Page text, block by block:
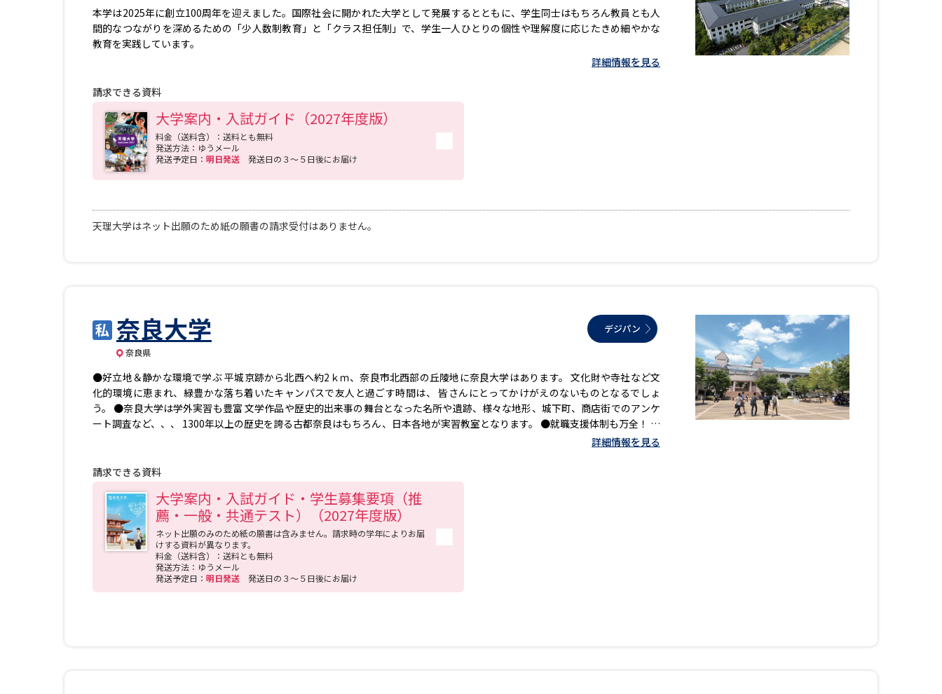
受験情報リンク
本学は2025年に創立100周年を迎えました。国際社会に開かれた大学として発展するとともに、学生同士はもちろん教員とも人
間的なつながりを深めるための「少人数制教育」と「クラス担任制」で、学生一人ひとりの個性や理解度に応じたきめ細やかな
教育を実践しています。
詳細情報を見る
請求できる資料
大学案内・入試ガイド（2027年度版）
料金（送料含）：送料とも無料
発送方法：ゆうメール
発送予定日： 明日発送 発送日の３～５日後にお届け
天理大学はネット出願のため紙の願書の請求受付はありません。
奈良大学
奈良県
デジパン
●好立地＆静かな環境で学ぶ 平城京跡から北西へ約2ｋｍ、奈良市北西部の丘陵地に奈良大学はあります。 文化財や寺社など文
化的環境に恵まれ、緑豊かな落ち着いたキャンパスで友人と過ごす時間は、 皆さんにとってかけがえのないものとなるでしょ
う。 ●奈良大学は学外実習も豊富 文学作品や歴史的出来事の舞台となった名所や遺跡、様々な地形、城下町、商店街でのアンケ
ート調査など、、、 1300年以上の歴史を誇る古都奈良はもちろん、日本各地が実習教室となります。 ●就職支援体制も万全！ 専
任職員との個別面談、学内企業セミナーや公務員・教員採用試験対策セミナーのほか、 面接対策講座や資格取得対策講座など豊
イッター @naradaigaku LINE @nara-u
詳細情報を見る
請求できる資料
大学案内・入試ガイド・学生募集要項（推
薦・一般・共通テスト）（2027年度版）
ネット出願のみのため紙の願書は含みません。請求時の学年によりお届
けする資料が異なります。
料金（送料含）：送料とも無料
発送方法：ゆうメール
発送予定日： 明日発送 発送日の３～５日後にお届け